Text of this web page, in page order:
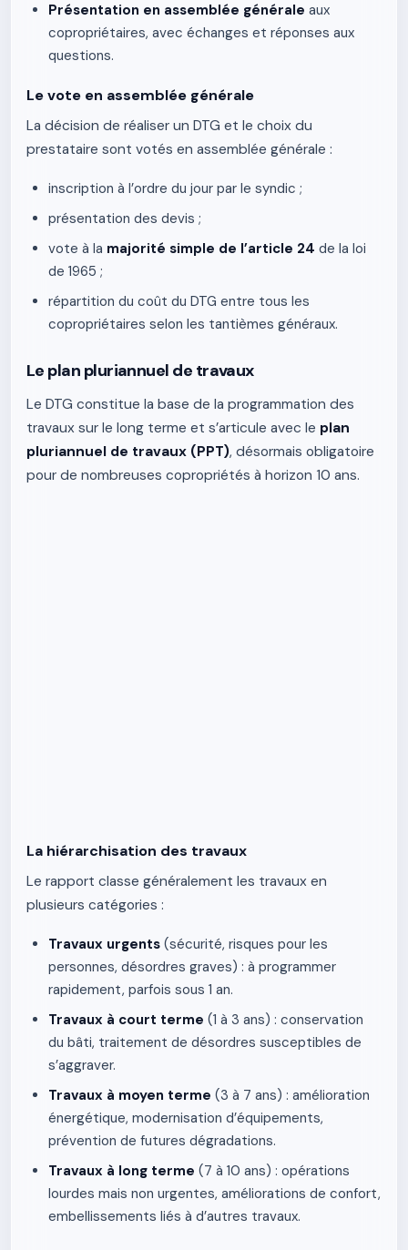
Présentation en assemblée générale aux
copropriétaires, avec échanges et réponses aux
questions.
Le vote en assemblée générale
La décision de réaliser un DTG et le choix du
prestataire sont votés en assemblée générale :
inscription à l’ordre du jour par le syndic ;
présentation des devis ;
vote à la majorité simple de l’article 24 de la loi
de 1965 ;
répartition du coût du DTG entre tous les
copropriétaires selon les tantièmes généraux.
Le plan pluriannuel de travaux
Le DTG constitue la base de la programmation des
travaux sur le long terme et s’articule avec le plan
pluriannuel de travaux (PPT), désormais obligatoire
pour de nombreuses copropriétés à horizon 10 ans.
La hiérarchisation des travaux
Le rapport classe généralement les travaux en
plusieurs catégories :
Travaux urgents (sécurité, risques pour les
personnes, désordres graves) : à programmer
rapidement, parfois sous 1 an.
Travaux à court terme (1 à 3 ans) : conservation
du bâti, traitement de désordres susceptibles de
s’aggraver.
Travaux à moyen terme (3 à 7 ans) : amélioration
énergétique, modernisation d’équipements,
prévention de futures dégradations.
Travaux à long terme (7 à 10 ans) : opérations
lourdes mais non urgentes, améliorations de confort,
embellissements liés à d’autres travaux.